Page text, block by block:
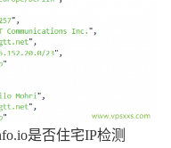
是否住宅IP检测